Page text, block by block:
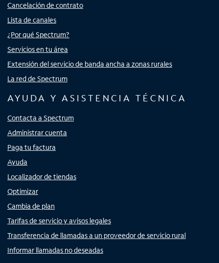
Cancelación de contrato
Lista de canales
¿Por qué Spectrum?
Servicios en tu área
Extensión del servicio de banda ancha a zonas rurales
La red de Spectrum
AYUDA Y ASISTENCIA TÉCNICA
Contacta a Spectrum
Administrar cuenta
Paga tu factura
Ayuda
Localizador de tiendas
Optimizar
Cambia de plan
Tarifas de servicio y avisos legales
Transferencia de llamadas a un proveedor de servicio rural
Informar llamadas no deseadas